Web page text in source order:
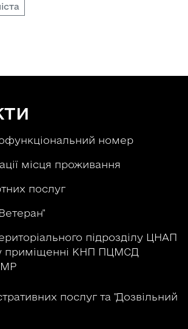
номер
місця проживання
послуг
підрозділу ЦНАП
приміщенні КНП ПЦМСД
послуг та "Дозвільний